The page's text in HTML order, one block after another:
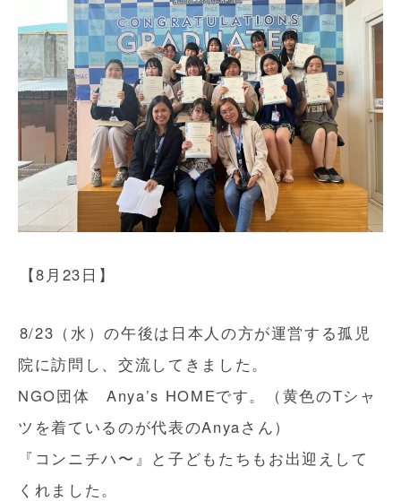
【8月23日】
8/23（水）の午後は日本人の方が運営する孤児
院に訪問し、交流してきました。
NGO団体 Anya’s HOMEです。（黄色のTシャ
ツを着ているのが代表のAnyaさん）
『コンニチハ〜』と子どもたちもお出迎えして
くれました。